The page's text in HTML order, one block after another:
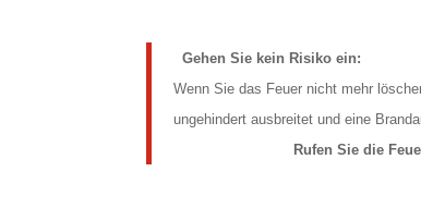
Gehen Sie kein Risiko ein:
Wenn Sie das Feuer nicht mehr
ungehindert ausbreitet und eine
Rufen Sie die